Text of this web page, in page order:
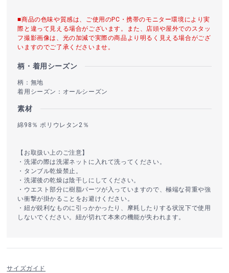
■商品の色味や質感は、ご使用のPC・携帯のモニター環境により実
際と違って見える場合がございます。また、店頭や屋外でのスタッ
フ撮影画像は、光の加減で実際の商品より明るく見える場合がござ
いますのでご了承くださいませ。
柄・着用シーズン
柄：無地
着用シーズン：オールシーズン
素材
綿98％ ポリウレタン2％
【お取扱い上のご注意】
・洗濯の際は洗濯ネットに入れて洗ってください。
・タンブル乾燥禁止。
・洗濯後の乾燥は陰干しにしてください。
・ウエスト部分に樹脂パーツが入っていますので、極端な荷重や強
い衝撃が掛かることをお避けください。
・紐が鋭利なものに引っかかったり、摩耗したりする状況下で使用
しないでください。紐が切れて本来の機能が失われます。
サイズガイド